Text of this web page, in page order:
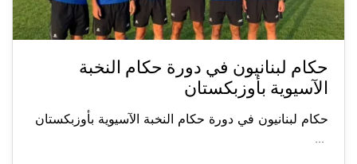
حكام لبنانيون في دورة حكام النخبة
الآسيوية بأوزبكستان
حكام لبنانيون في دورة حكام النخبة الآسيوية بأوزبكستان
...